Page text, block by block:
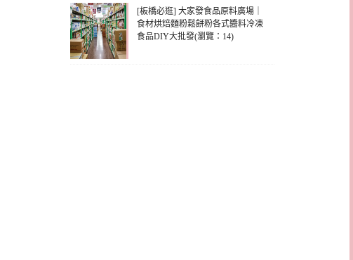
[板橋必逛] 大家發食品原料廣場｜
食材烘焙麵粉鬆餅粉各式醬料冷凍
食品DIY大批發(瀏覽：14)